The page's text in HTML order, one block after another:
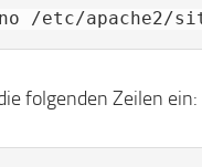
/etc/apache2/
folgenden Zeilen ein: